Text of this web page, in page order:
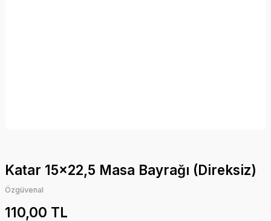
Katar 15x22,5 Masa Bayrağı (Direksiz)
Özgüvenal
110,00 TL